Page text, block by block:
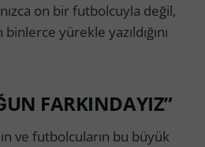
on bir futbolcuyla değil,
yürekle yazıldığını
FARKINDAYIZ”
ve futbolcuların bu büyük